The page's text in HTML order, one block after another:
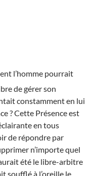
l’homme pourrait
de gérer son
constamment en lui
? Cette Présence est
en tous
de répondre par
n’importe quel
été le libre-arbitre
soufflé à l’oreille le